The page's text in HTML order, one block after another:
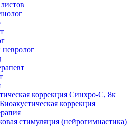
невролог
коррекция Синхро-С, 8к
коррекция
стимуляция (нейрогимнастика)